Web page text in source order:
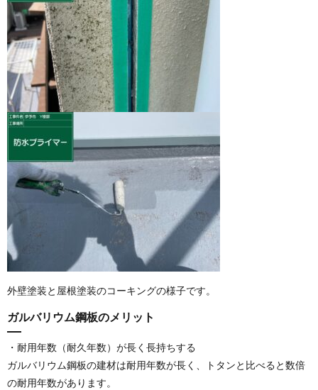
外壁塗装と屋根塗装のコーキングの様子です。
ガルバリウム鋼板のメリット
・耐用年数（耐久年数）が長く長持ちする
ガルバリウム鋼板の建材は耐用年数が長く、トタンと比べると数倍
の耐用年数があります。